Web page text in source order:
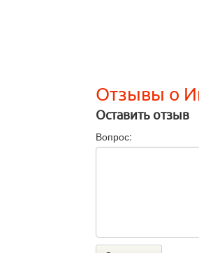
Отзывы о
Оставить отзыв
Вопрос: